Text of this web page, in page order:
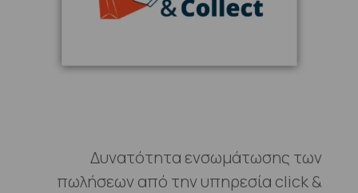
Δυνατότητα ενσωμάτωσης των
πωλήσεων από την υπηρεσία click &